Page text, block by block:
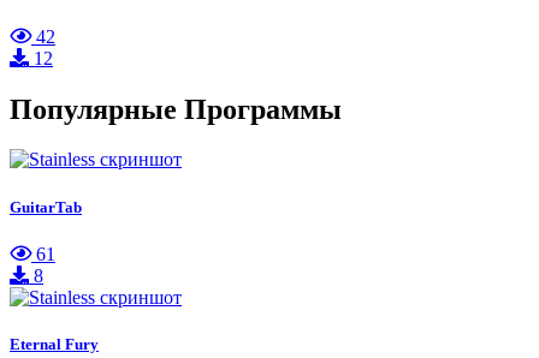
42
12
Популярные Программы
GuitarTab
61
8
Eternal Fury